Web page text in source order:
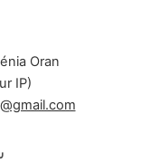
Oran
IP)